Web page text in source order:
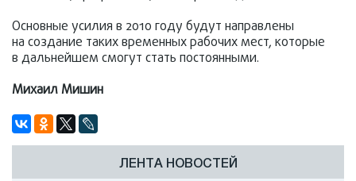
Основные усилия в 2010 году будут направлены
на создание таких временных рабочих мест, которые
в дальнейшем смогут стать постоянными.
Михаил Мишин
ЛЕНТА НОВОСТЕЙ